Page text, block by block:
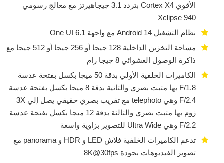
الأقوي Cortex X4 بتردد 3.1 جيجاهيرتز مع معالج رسومي
Xclipse 940
نظام التشغيل Android 14 مع واجهة One UI 6.1
مساحة التخزين الداخلية 128 جيجا أو 256 جيجا أو 512 جيجا مع
ذاكرة الوصول العشوائي 8 جيجا رام
الكاميرات الخلفية الأولي بدقة 50 ميجا بكسل بفتحة عدسة
F/1.8 بها مثبت بصري والثانية بدقة 8 ميجا بكسل بفتحة عدسة
F/2.4 وهي telephoto مع تقريب بصري حقيقي يصل إلي 3X
زوم بها مثبت بصري والثالثة بدقة 12 ميجا بكسل بفتحة عدسة
F/2.2 وهي Ultra Wide للتصوير بزاوية واسعة
تدعم الكاميرات الخلفية فلاش LED و HDR و panorama مع
تصوير الفيديوهات بجودة 8K@30fps